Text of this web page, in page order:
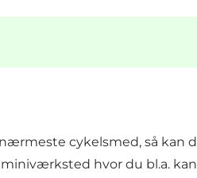
cykelsmed, så kan
hvor du bl.a.